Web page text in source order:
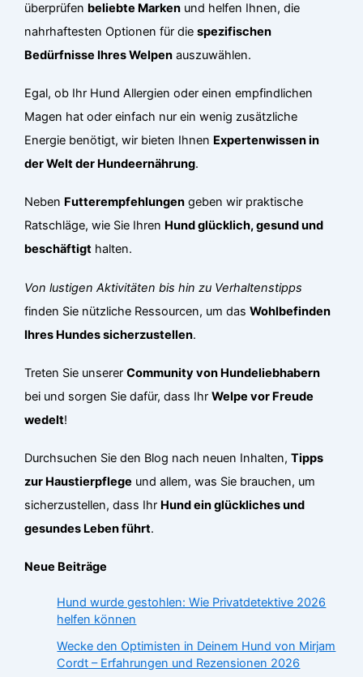
überprüfen beliebte Marken und helfen Ihnen, die
nahrhaftesten Optionen für diespezifischen
Bedürfnisse Ihres Welpen auszuwählen.
Egal, ob Ihr Hund Allergien oder einen empfindlichen
Magen hat oder einfach nur ein wenig zusätzliche
Energie benötigt, wir bieten Ihnen Expertenwissen in
der Welt der Hundeernährung.
Neben Futterempfehlungen geben wir praktische
Ratschläge, wie Sie Ihren Hund glücklich, gesund und
beschäftigt halten.
Von lustigen Aktivitäten bis hin zu Verhaltenstipps
finden Sie nützliche Ressourcen, um dasWohlbefinden
Ihres Hundes sicherzustellen.
Treten Sie unsererCommunity von Hundeliebhabern
bei und sorgen Sie dafür, dass IhrWelpe vor Freude
wedelt!
Durchsuchen Sie den Blog nach neuen Inhalten,Tipps
zur Haustierpflege und allem, was Sie brauchen, um
sicherzustellen, dass Ihr Hund ein glückliches und
gesundes Leben führt.
Neue Beiträge
Hund wurde gestohlen: Wie Privatdetektive 2026
helfen können
Wecke den Optimisten in Deinem Hund von Mirjam
Cordt – Erfahrungen und Rezensionen 2026